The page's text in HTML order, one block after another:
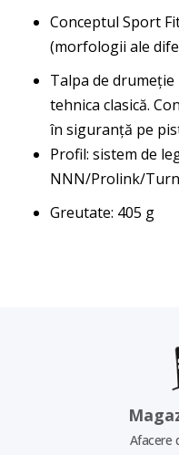
Conceptul Sport
(morfologii ale
Talpa de
tehnica clasică.
în siguranță pe
Profil: sistem de
NNN/Prolink/
Greutate: 405 g
Afacere